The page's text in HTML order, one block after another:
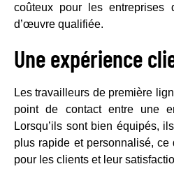
coûteux pour les entreprises
d’œuvre qualifiée.
Une expérience
Les travailleurs de première
point de contact entre une
Lorsqu’ils sont bien équipés,
plus rapide et personnalisé,
pour les clients et leur